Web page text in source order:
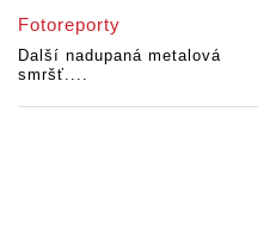
Fotoreporty
Další nadupaná metalová
smršť....